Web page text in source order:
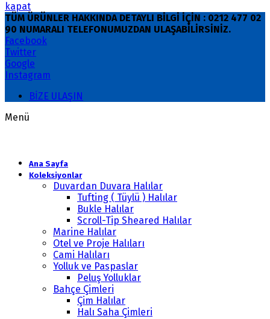
kapat
TÜM ÜRÜNLER HAKKINDA DETAYLI BİLGİ İÇİN : 0212 477 02
90 NUMARALI TELEFONUMUZDAN ULAŞABİLİRSİNİZ.
Facebook
Twitter
Google
Instagram
BİZE ULAŞIN
Menü
Ana Sayfa
Koleksiyonlar
Duvardan Duvara Halılar
Tufting ( Tüylü ) Halılar
Bukle Halılar
Scroll-Tip Sheared Halılar
Marine Halılar
Otel ve Proje Halıları
Cami Halıları
Yolluk ve Paspaslar
Peluş Yolluklar
Bahçe Çimleri
Çim Halılar
Halı Saha Çimleri